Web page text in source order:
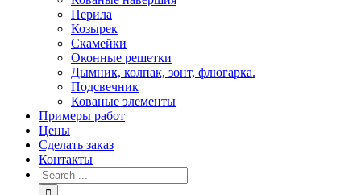
Перила
Козырек
Скамейки
Оконные решетки
Дымник, колпак, зонт, флюгарка.
Подсвечник
Кованые элементы
Примеры работ
Цены
Сделать заказ
Контакты
Search
for: